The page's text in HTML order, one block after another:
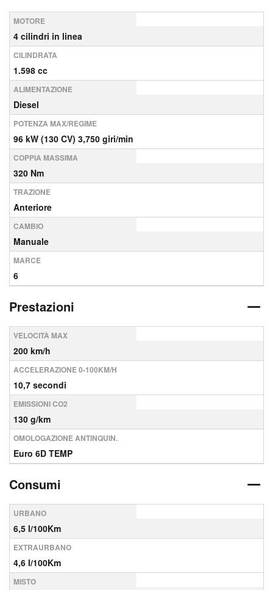
MOTORE
4 cilindri in linea
CILINDRATA
1.598 cc
ALIMENTAZIONE
Diesel
POTENZA MAX/REGIME
96 kW (130 CV) 3,750 giri/min
COPPIA MASSIMA
320 Nm
TRAZIONE
Anteriore
CAMBIO
Manuale
MARCE
6
Prestazioni
VELOCITÀ MAX
200 km/h
ACCELERAZIONE 0-100KM/H
10,7 secondi
EMISSIONI CO2
130 g/km
OMOLOGAZIONE ANTINQUIN.
Euro 6D TEMP
Consumi
URBANO
6,5 l/100Km
EXTRAURBANO
4,6 l/100Km
MISTO